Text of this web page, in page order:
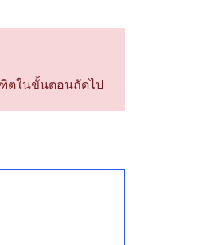
ตในขั้นตอนถัดไป